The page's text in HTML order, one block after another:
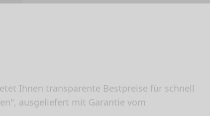
Ihnen transparente Bestpreise für schnell
ausgeliefert mit Garantie vom